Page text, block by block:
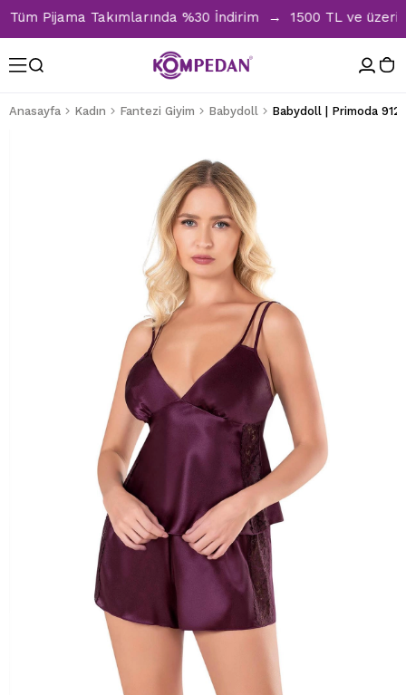
Pijama Takımlarında %30 İndirim → 1500 TL ve
Anasayfa Kadın Fantezi Giyim Babydoll Babydoll | Primoda